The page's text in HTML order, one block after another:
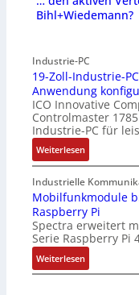
Bihl+Wiedemann?
Industrie-PC
19-Zoll-Industrie-
Anwendung
ICO Innovative
Controlmaster
Industrie-PC für
Weiterlesen:
1
9
-
Z
o
l
l
-
Industrielle
Mobilfunkmodule
Raspberry Pi
Spectra erweitert
Serie Raspberry Pi
Weiterlesen:
M